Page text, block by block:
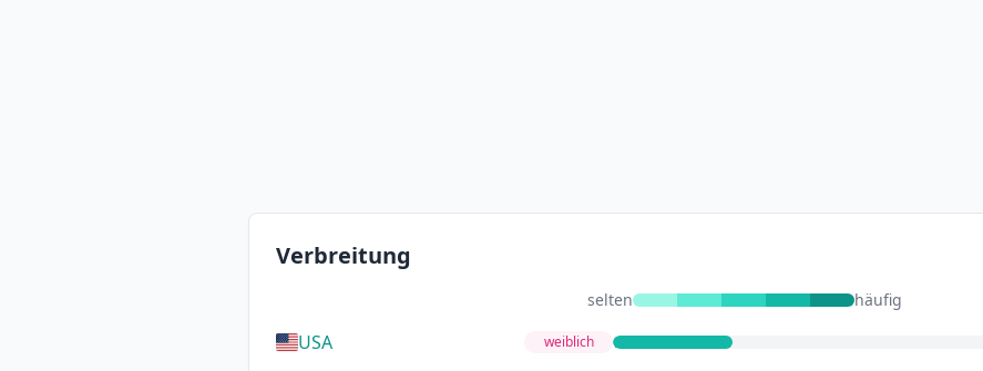
Verbreitung
selten häufig
USA weiblich